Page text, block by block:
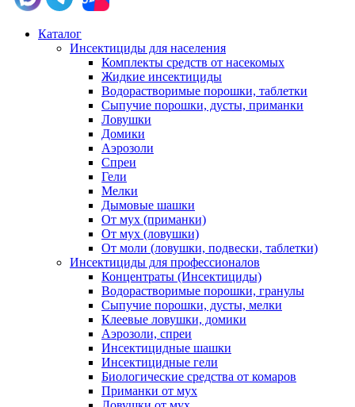
Каталог
Инсектициды для населения
Комплекты средств от насекомых
Жидкие инсектициды
Водорастворимые порошки, таблетки
Сыпучие порошки, дусты, приманки
Ловушки
Домики
Аэрозоли
Спреи
Гели
Мелки
Дымовые шашки
От мух (приманки)
От мух (ловушки)
От моли (ловушки, подвески, таблетки)
Инсектициды для профессионалов
Концентраты (Инсектициды)
Водорастворимые порошки, гранулы
Сыпучие порошки, дусты, мелки
Клеевые ловушки, домики
Аэрозоли, спреи
Инсектицидные шашки
Инсектицидные гели
Биологические средства от комаров
Приманки от мух